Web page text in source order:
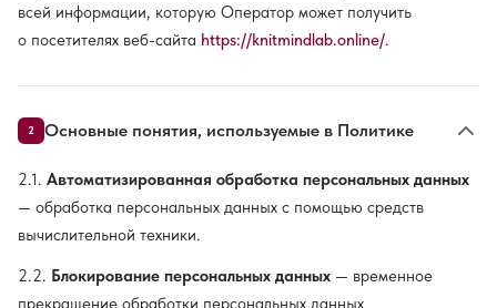
всей информации, которую Оператор может получить
о посетителях веб-сайта https://knitmindlab.online/.
2 Основные понятия, используемые в Политике
2.1. Автоматизированная обработка персональных данных
— обработка персональных данных с помощью средств
вычислительной техники.
2.2. Блокирование персональных данных — временное
прекращение обработки персональных данных